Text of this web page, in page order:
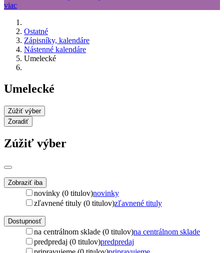
Ostatné
Zápisníky, kalendáre
Nástenné kalendáre
Umelecké
Umelecké
Zúžiť výber
Zoradiť
Zúžiť výber
Zobraziť iba
novinky (0 titulov)novinky
zľavnené tituly (0 titulov)zľavnené tituly
Dostupnosť
na centrálnom sklade (0 titulov)na centrálnom sklade
predpredaj (0 titulov)predpredaj